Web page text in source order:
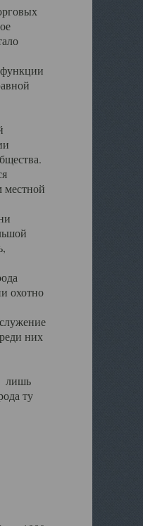
местной
охотно
них
лишь
ту